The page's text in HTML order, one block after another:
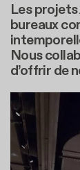
Les
bureaux
Nous
d’offrir de